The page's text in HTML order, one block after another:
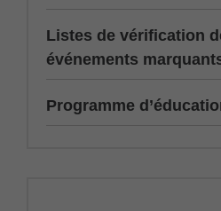
Listes de vérification
événements
Programme